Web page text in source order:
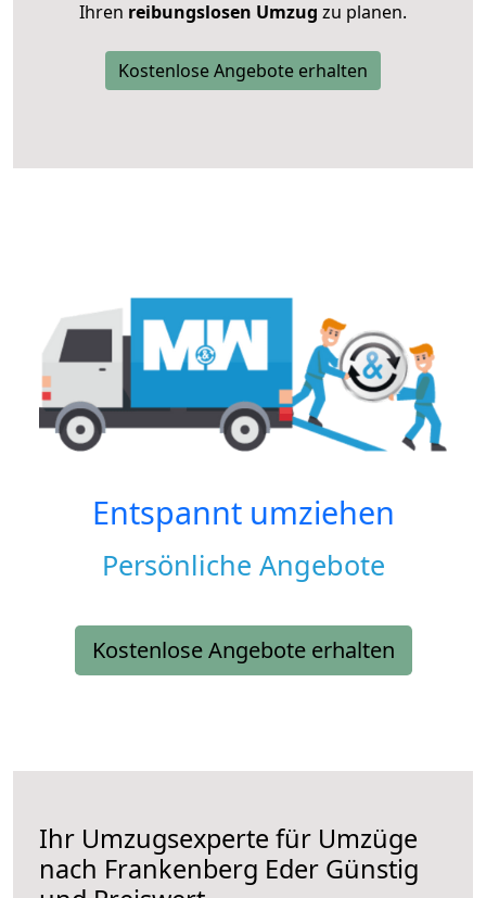
Ihren reibungslosen Umzug zu planen.
Kostenlose Angebote erhalten
Entspannt umziehen
Persönliche Angebote
Kostenlose Angebote erhalten
Ihr Umzugsexperte für Umzüge
nach Frankenberg Eder Günstig